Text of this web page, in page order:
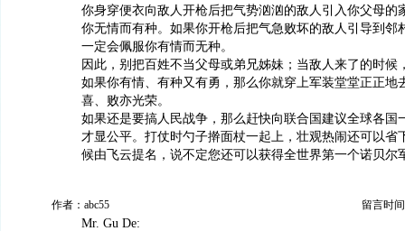
你身穿便衣向敌人开枪后把气势汹汹的敌人引入你父母的
你无情而有种。如果你开枪后把气急败坏的敌人引导到邻
一定会佩服你有情而无种。
因此，别把百姓不当父母或弟兄姊妹；当敌人来了的时候
如果你有情、有种又有勇，那么你就穿上军装堂堂正正地
喜、败亦光荣。
如果还是要搞人民战争，那么赶快向联合国建议全球各国
才显公平。打仗时勺子擀面杖一起上，壮观热闹还可以省
候由飞云提名，说不定您还可以获得全世界第一个诺贝尔
作者：abc55 留言时
Mr. Gu De: